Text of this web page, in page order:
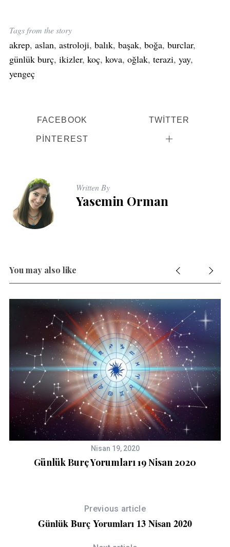
Tags from the story
akrep, aslan, astroloji, balık, başak, boğa, burclar,
günlük burç, ikizler, koç, kova, oğlak, terazi, yay,
yengeç
FACEBOOK TWITTER
PINTEREST
Written By
Yasemin Orman
You may also like
Nisan 19, 2020
Günlük Burç Yorumları 19 Nisan 2020
Previous article
Günlük Burç Yorumları 13 Nisan 2020